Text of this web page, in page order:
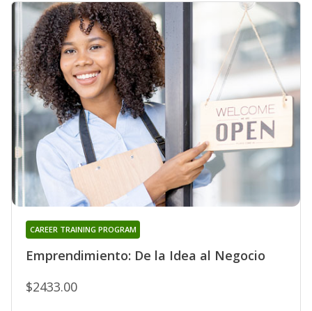
Emprendimiento: De la Idea al Negocio
CAREER TRAINING PROGRAM
$2433.00